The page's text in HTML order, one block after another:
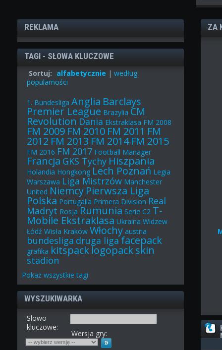
REKLAMA
TAGI - SŁOWA KLUCZOWE
Sortuj: alfabetycznie |według
popularności
1. Bundesliga Anglia Barclays
Premier League Brazylia CM
Revolution Dania Ekstraklasa FM 2008
FM 2009 FM 2010 FM 2011 FM
2012 FM 2013 FM 2014 FM 2015
FM 2016 FM 2017 Football Manager
Francja GKS Tychy Hiszpania
Holandia Hongkong Lech Poznań Legia
Warszawa Liga Mistrzów Manchester
United Niemcy Pierwsza Liga
Polska Portugalia Primera Division Real
Madryt Rosja Rumunia Serie C2 T-
Mobile Ekstraklasa Ukraina Widzew
Łódź Wisła Kraków Włochy austria
bundesliga druga ligafacepack
grafika kitspacklogopackskin
stadion
Pokażwszystkie tagi
WYSZUKIWARKA
Slowo
kluczowe:
Wersja gry:
ZA